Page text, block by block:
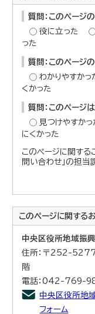
質問：このページ
役に立った
った
質問：このページ
わかりやすかっ
くかった
質問：このページ
見つけやすかっ
にくかった
このページに関する
問い合わせ」の担当
このページに関する
中央区役所地域振
住所：〒252-
階
電話：042-769-
中央区役所地
フォーム